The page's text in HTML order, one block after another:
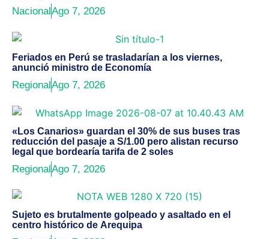
Nacional Ago 7, 2026
Feriados en Perú se trasladarían a los viernes,
anunció ministro de Economía
RegionalAgo 7, 2026
«Los Canarios» guardan el 30% de sus buses tras
reducción del pasaje a S/1.00 pero alistan recurso
legal que bordearía tarifa de 2 soles
RegionalAgo 7, 2026
Sujeto es brutalmente golpeado y asaltado en el
centro histórico de Arequipa